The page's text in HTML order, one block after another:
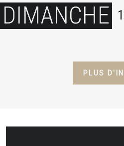
DIMANCHE
PLUS